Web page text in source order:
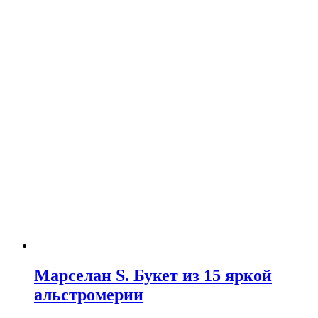
Марселан S. Букет из 15 яркой
альстромерии